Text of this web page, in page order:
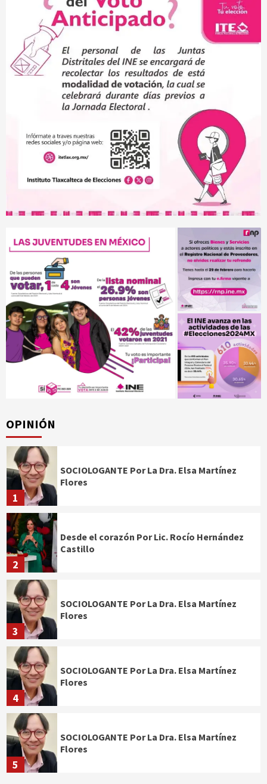
OPINIÓN
1
SOCIOLOGANTE Por La Dra. Elsa Martínez
Flores
2
Desde el corazón Por Lic. Rocío Hernández
Castillo
3
SOCIOLOGANTE Por La Dra. Elsa Martínez
Flores
4
SOCIOLOGANTE Por La Dra. Elsa Martínez
Flores
5
SOCIOLOGANTE Por La Dra. Elsa Martínez
Flores